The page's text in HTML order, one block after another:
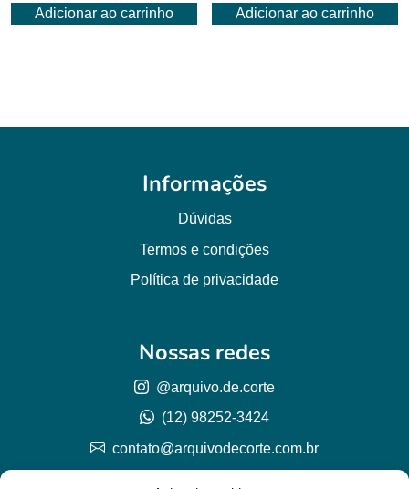
original atual
Adicionar ao carrinho
original atual
Adicionar ao carrinho
Informações
Dúvidas
Termos e condições
Política de privacidade
Nossas redes
@arquivo.de.corte
(12) 98252-3424
contato@arquivodecorte.com.br